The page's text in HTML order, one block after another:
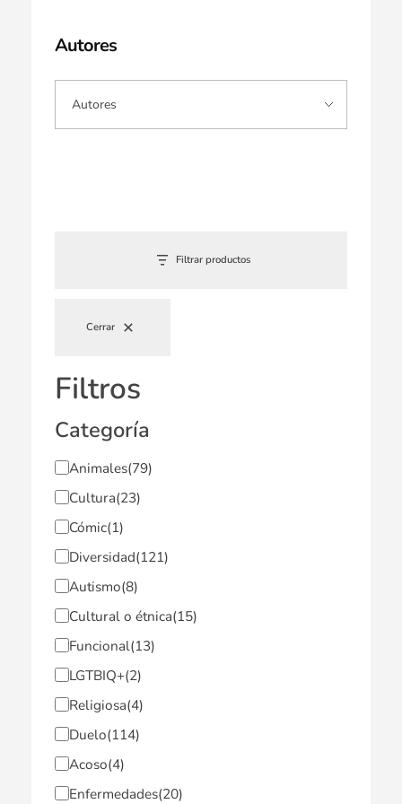
Autores
Filtrar productos
Cerrar
Filtros
Categoría
Animales(79)
Cultura(23)
Cómic(1)
Diversidad(121)
Autismo(8)
Cultural o étnica(15)
Funcional(13)
LGTBIQ+(2)
Religiosa(4)
Duelo(114)
Acoso(4)
Enfermedades(20)